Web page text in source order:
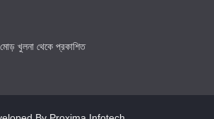
খুলনা থেকে প্রকাশিত